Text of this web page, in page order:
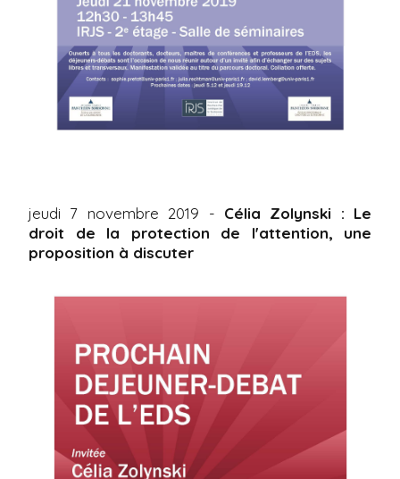
jeudi 7 novembre 2019 - Célia Zolynski : Le
droit de la protection de l'attention, une
proposition à discuter